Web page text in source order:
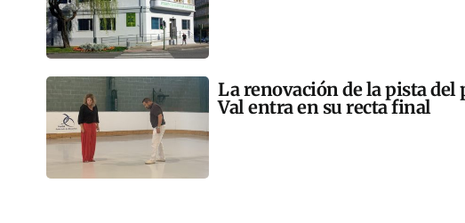
La renovación de la pista del
Val entra en su recta final